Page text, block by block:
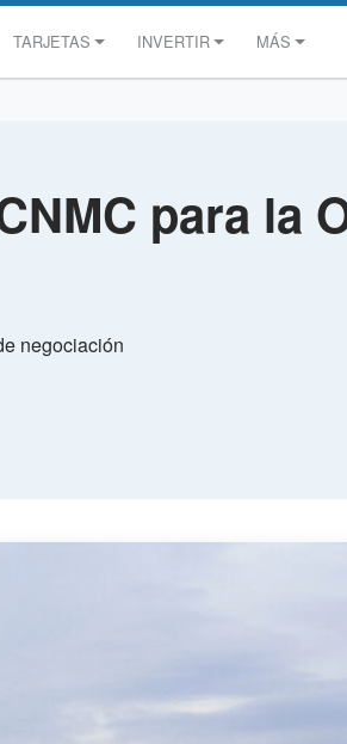
TARJETAS INVERTIR MÁS
para la
negociación